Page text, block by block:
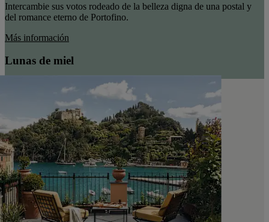
Intercambie sus votos rodeado de la belleza digna de una postal y
del romance eterno de Portofino.
Más información
Lunas de miel